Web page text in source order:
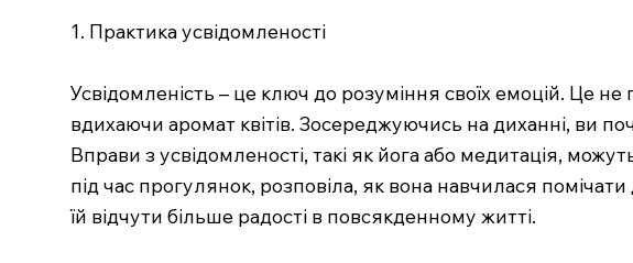
1. Практика усвідомленості
Усвідомленість – це ключ до розуміння своїх емоцій. Це
вдихаючи аромат квітів. Зосереджуючись на диханні, ви
Вправи з усвідомленості, такі як йога або медитація,
під час прогулянок, розповіла, як вона навчилася
їй відчути більше радості в повсякденному житті.